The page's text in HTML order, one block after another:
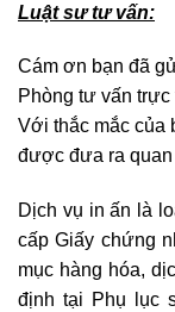
Luật sư tư vấn:
Cám ơn bạn đã
Phòng tư vấn
Với thắc mắc của
được đưa ra
Dịch vụ in ấn là
cấp Giấy chứng
mục hàng hóa,
định tại Phụ lục